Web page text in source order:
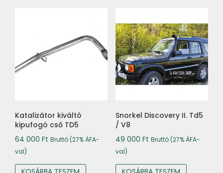
Katalizátor kiváltó
kipufogó cső TD5
64 000 Ft Bruttó (27% ÁFA-
val)
Snorkel Discovery II. Td5
/ V8
49 000 Ft Bruttó (27% ÁFA-
val)